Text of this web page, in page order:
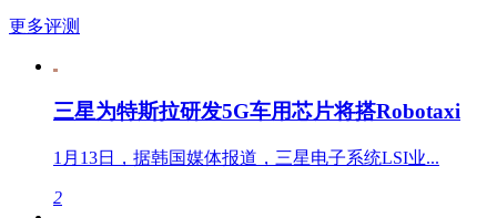
更多评测
三星为特斯拉研发5G车用芯片将搭Robotaxi
1月13日，据韩国媒体报道，三星电子系统LSI业...
2